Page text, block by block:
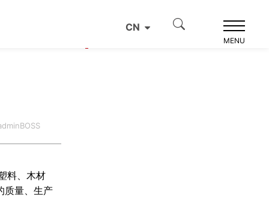
CN
MENU
料、木材
质量、生产